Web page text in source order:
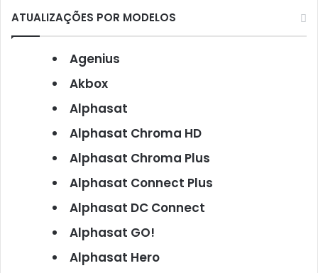
ATUALIZAÇÕES POR MODELOS
Agenius
Akbox
Alphasat
Alphasat Chroma HD
Alphasat Chroma Plus
Alphasat Connect Plus
Alphasat DC Connect
Alphasat GO!
Alphasat Hero